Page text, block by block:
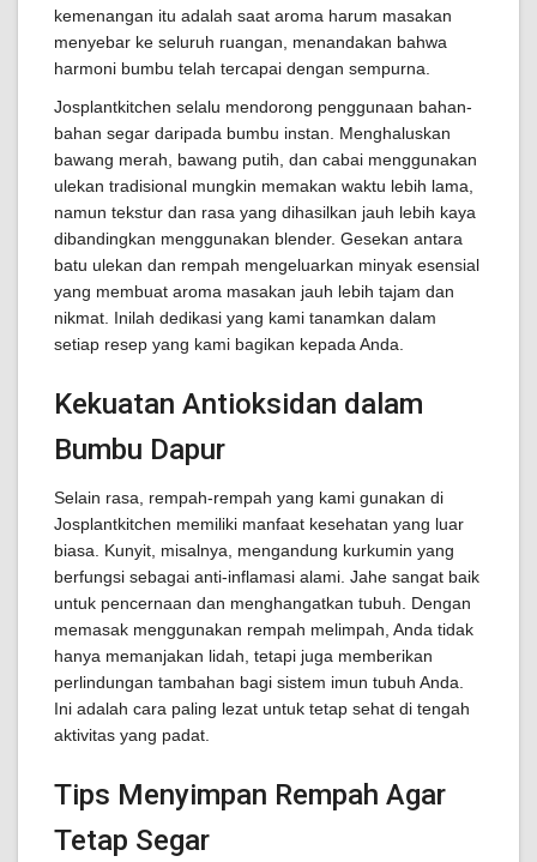
kemenangan itu adalah saat aroma harum masakan
menyebar ke seluruh ruangan, menandakan bahwa
harmoni bumbu telah tercapai dengan sempurna.
Josplantkitchen selalu mendorong penggunaan bahan-
bahan segar daripada bumbu instan. Menghaluskan
bawang merah, bawang putih, dan cabai menggunakan
ulekan tradisional mungkin memakan waktu lebih lama,
namun tekstur dan rasa yang dihasilkan jauh lebih kaya
dibandingkan menggunakan blender. Gesekan antara
batu ulekan dan rempah mengeluarkan minyak esensial
yang membuat aroma masakan jauh lebih tajam dan
nikmat. Inilah dedikasi yang kami tanamkan dalam
setiap resep yang kami bagikan kepada Anda.
Kekuatan Antioksidan dalam
Bumbu Dapur
Selain rasa, rempah-rempah yang kami gunakan di
Josplantkitchen memiliki manfaat kesehatan yang luar
biasa. Kunyit, misalnya, mengandung kurkumin yang
berfungsi sebagai anti-inflamasi alami. Jahe sangat baik
untuk pencernaan dan menghangatkan tubuh. Dengan
memasak menggunakan rempah melimpah, Anda tidak
hanya memanjakan lidah, tetapi juga memberikan
perlindungan tambahan bagi sistem imun tubuh Anda.
Ini adalah cara paling lezat untuk tetap sehat di tengah
aktivitas yang padat.
Tips Menyimpan Rempah Agar
Tetap Segar